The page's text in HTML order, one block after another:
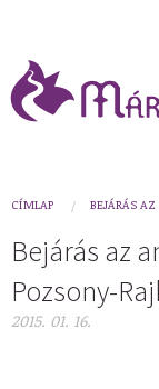
tartalomra
You
are
here
CÍMLAP BEJÁRÁS
Bejárás az
Pozsony-
2015. 01. 16.